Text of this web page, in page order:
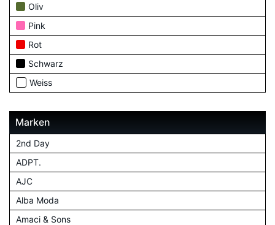
Oliv
Pink
Rot
Schwarz
Weiss
Marken
2nd Day
ADPT.
AJC
Alba Moda
Amaci & Sons